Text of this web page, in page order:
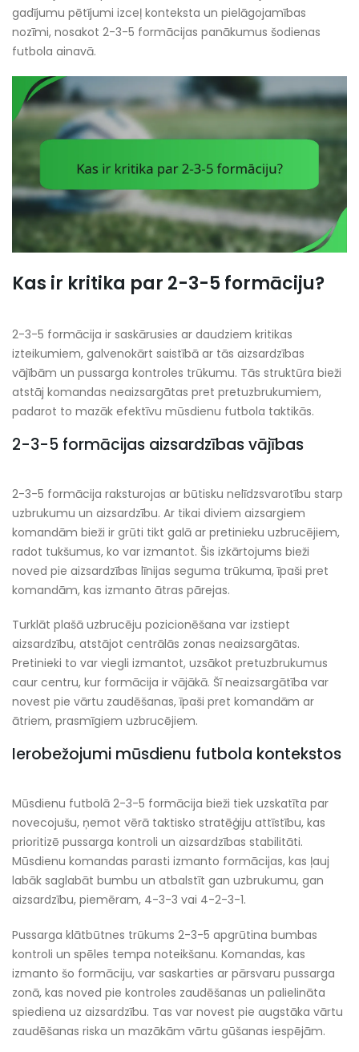
gadījumu pētījumi izceļ konteksta un pielāgojamības
nozīmi, nosakot 2-3-5 formācijas panākumus šodienas
futbola ainavā.
Kas ir kritika par 2-3-5 formāciju?
2-3-5 formācija ir saskārusies ar daudziem kritikas
izteikumiem, galvenokārt saistībā ar tās aizsardzības
vājībām un pussarga kontroles trūkumu. Tās struktūra bieži
atstāj komandas neaizsargātas pret pretuzbrukumiem,
padarot to mazāk efektīvu mūsdienu futbola taktikās.
2-3-5 formācijas aizsardzības vājības
2-3-5 formācija raksturojas ar būtisku nelīdzsvarotību starp
uzbrukumu un aizsardzību. Ar tikai diviem aizsargiem
komandām bieži ir grūti tikt galā ar pretinieku uzbrucējiem,
radot tukšumus, ko var izmantot. Šis izkārtojums bieži
noved pie aizsardzības līnijas seguma trūkuma, īpaši pret
komandām, kas izmanto ātras pārejas.
Turklāt plašā uzbrucēju pozicionēšana var izstiept
aizsardzību, atstājot centrālās zonas neaizsargātas.
Pretinieki to var viegli izmantot, uzsākot pretuzbrukumus
caur centru, kur formācija ir vājākā. Šī neaizsargātība var
novest pie vārtu zaudēšanas, īpaši pret komandām ar
ātriem, prasmīgiem uzbrucējiem.
Ierobežojumi mūsdienu futbola kontekstos
Mūsdienu futbolā 2-3-5 formācija bieži tiek uzskatīta par
novecojušu, ņemot vērā taktisko stratēģiju attīstību, kas
prioritizē pussarga kontroli un aizsardzības stabilitāti.
Mūsdienu komandas parasti izmanto formācijas, kas ļauj
labāk saglabāt bumbu un atbalstīt gan uzbrukumu, gan
aizsardzību, piemēram, 4-3-3 vai 4-2-3-1.
Pussarga klātbūtnes trūkums 2-3-5 apgrūtina bumbas
kontroli un spēles tempa noteikšanu. Komandas, kas
izmanto šo formāciju, var saskarties ar pārsvaru pussarga
zonā, kas noved pie kontroles zaudēšanas un palielināta
spiediena uz aizsardzību. Tas var novest pie augstāka vārtu
zaudēšanas riska un mazākām vārtu gūšanas iespējām.